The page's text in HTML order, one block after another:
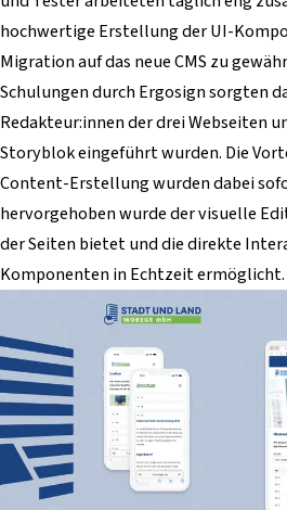
hochwertige Erstellung der UI-
Migration auf das neue CMS zu
Schulungen durch Ergosign sorgten
Redakteur:innen der drei Webseiten
Storyblok eingeführt wurden. Die
Content-Erstellung wurden dabei
hervorgehoben wurde der visuelle
der Seiten bietet und die direkte
Komponenten in Echtzeit ermöglicht.